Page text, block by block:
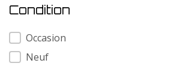
Condition
Condition
Occasion
Neuf